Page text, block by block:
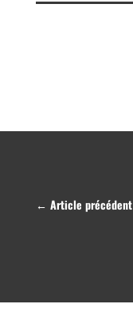
← Article précédent